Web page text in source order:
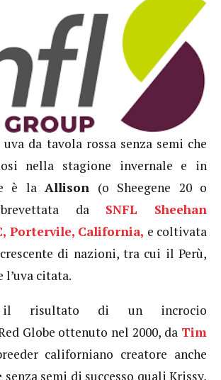
da tavola rossa senza semi che
nella stagione invernale e in
è laAllison (o Sheegene 20 o
brevettata da SNFL Sheehan
Portervile, California, e coltivata
di nazioni, tra cui il Perù,
l’uva citata.
risultato di un incrocio
Globe ottenuto nel 2000, da Tim
californiano creatore anche
semi di successo quali Krissy,